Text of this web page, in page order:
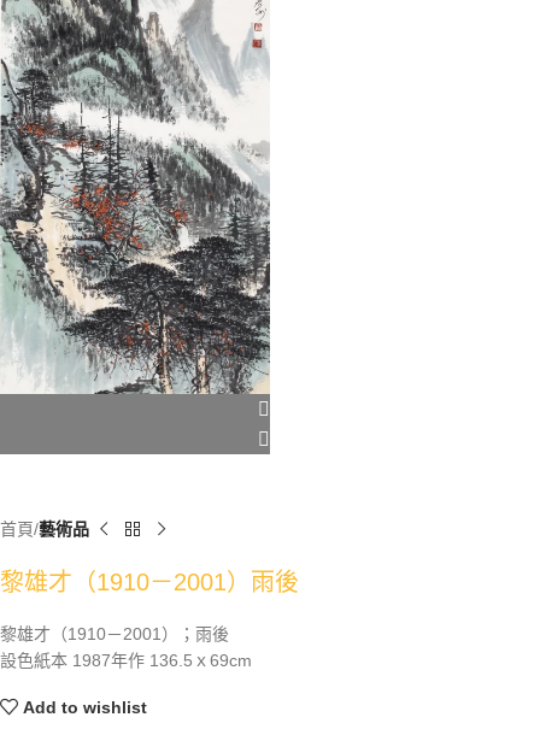
首頁 藝術品
黎雄才（1910－2001）雨後
黎雄才（1910－2001）；雨後
設色紙本 1987年作 136.5ｘ69cm
Add to wishlist